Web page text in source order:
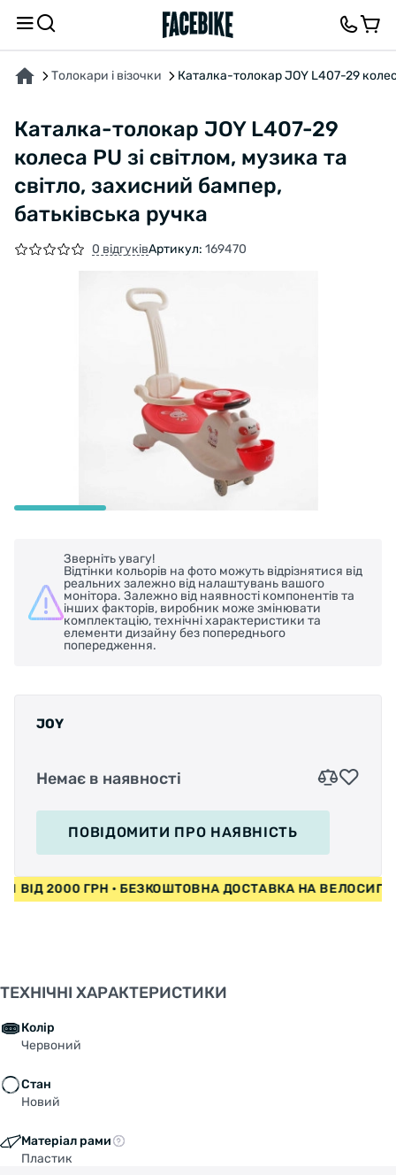
Толокари і візочки Каталка-толокар JOY L407-29
Каталка-толокар JOY L407-29
колеса PU зі світлом, музика та
світло, захисний бампер,
батьківська ручка
0 відгуківАртикул: 169470
Зверніть увагу!
Відтінки кольорів на фото можуть відрізнятися від
реальних залежно від налаштувань вашого
монітора. Залежно від наявності компонентів та
інших факторів, виробник може змінювати
комплектацію, технічні характеристики та
елементи дизайну без попереднього
попередження.
JOY
Немає в наявності
ПОВІДОМИТИ ПРО НАЯВНІСТЬ
ВІД 2000 ГРН • БЕЗКОШТОВНА ДОСТАВКА НА
ТЕХНІЧНІ ХАРАКТЕРИСТИКИ
Колір
Червоний
Стан
Новий
Матеріал рами
Пластик
ПРО ТОВАР ХАРАКТЕРИСТИКИВІДГУКИ ТА ЗАПИТАННЯ